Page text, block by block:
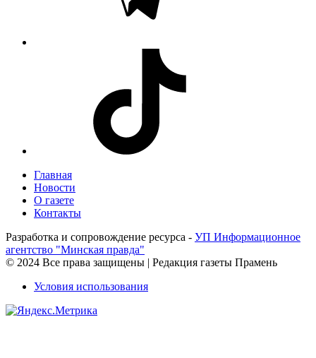
Главная
Новости
О газете
Контакты
Разработка и сопровождение ресурса - УП Информационное
агентство "Минская правда"
© 2024 Все права защищены | Редакция газеты Прамень
Условия использования